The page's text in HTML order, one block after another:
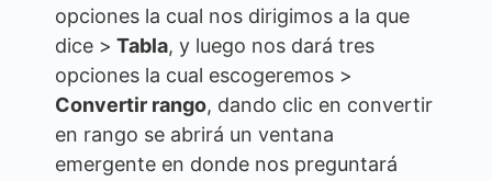
opciones la cual nos dirigimos a la que
dice > Tabla, y luego nos dará tres
opciones la cual escogeremos >
Convertir rango, dando clic en convertir
en rango se abrirá un ventana
emergente en donde nos preguntará